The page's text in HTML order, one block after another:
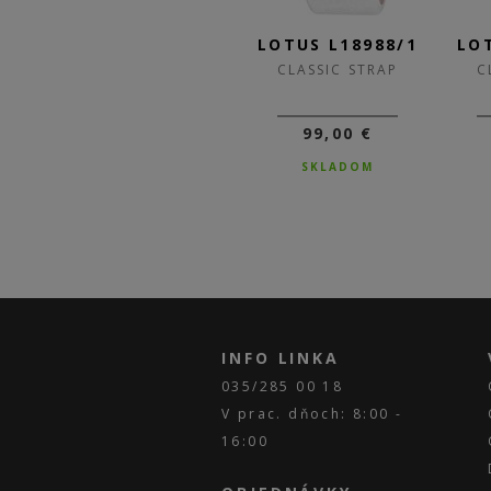
LOTUS L18988/1
CLASSIC STRAP
99,00 €
SKLADOM
INFO LINKA
035/285 00 18
V prac. dňoch: 8:00 -
16:00